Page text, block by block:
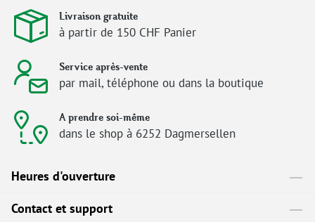
Livraison gratuite
à partir de 150 CHF Panier
Service après-vente
par mail, téléphone ou dans la boutique
A prendre soi-même
dans le shop à 6252 Dagmersellen
Heures d'ouverture
Contact et support